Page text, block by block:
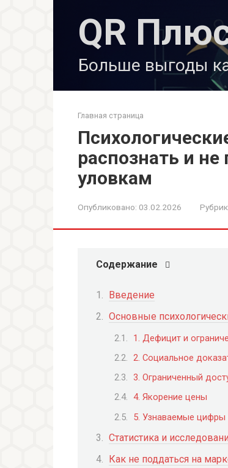
QR
Больше выгоды
Главная страница
распознать и
уловкам
Опубликовано: 03.02.2026
Содержание
Введение
Основные
1. Дефицит и
2. Социальное
3. Ограниченный
4. Якорение цены
5. Узнаваемые
Статистика и
Как не поддаться на